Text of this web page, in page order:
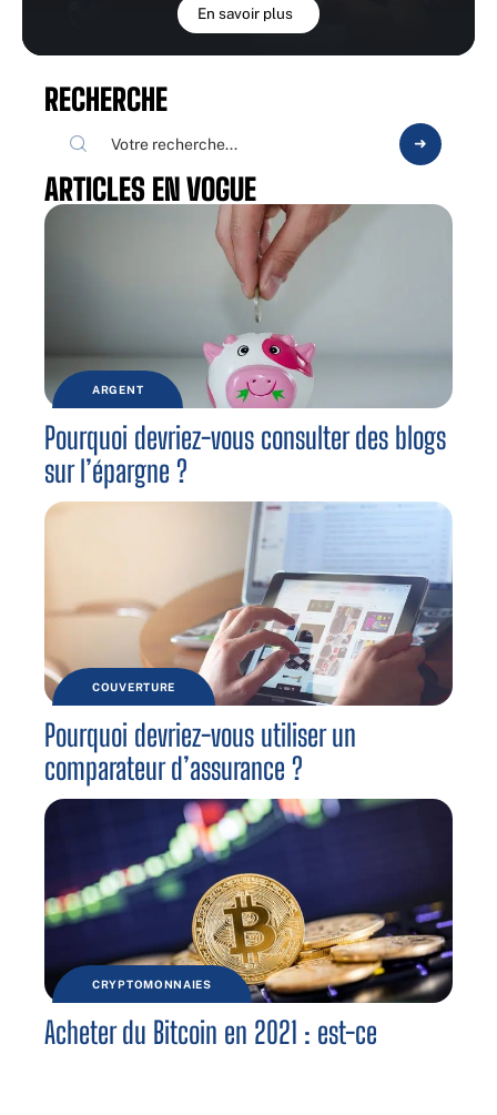
En savoir plus
RECHERCHE
ARTICLES EN VOGUE
ARGENT
Pourquoi devriez-vous consulter des blogs
sur l’épargne ?
COUVERTURE
Pourquoi devriez-vous utiliser un
comparateur d’assurance ?
CRYPTOMONNAIES
Acheter du Bitcoin en 2021 : est-ce